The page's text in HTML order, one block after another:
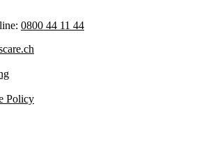
0800 44 11 44
Policy